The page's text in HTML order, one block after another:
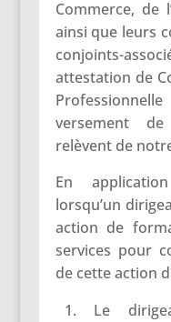
Commerce, de
ainsi que leurs
conjoints-
attestation de
versement
relèvent de
En
lorsqu’un
action de
services pour
de cette action
Le